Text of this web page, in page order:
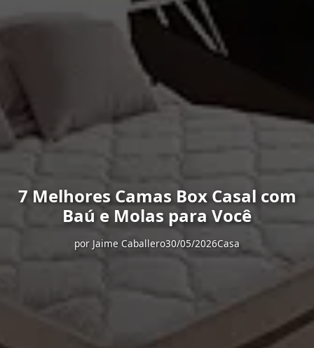
7 Melhores Camas Box Casal com
Baú e Molas para Você
por Jaime Caballero30/05/2026Casa